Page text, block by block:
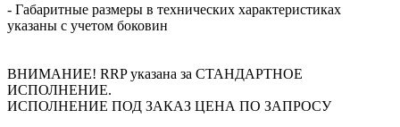
- Габаритные размеры в технических характеристиках
указаны с учетом боковин
ВНИМАНИЕ! RRP указана за СТАНДАРТНОЕ
ИСПОЛНЕНИЕ.
ИСПОЛНЕНИЕ ПОД ЗАКАЗ ЦЕНА ПО ЗАПРОСУ